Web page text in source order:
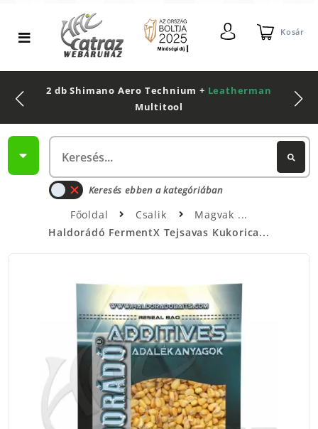
Kosár
2 db Shimano Aero Technium + Leatherman
Multitool
Keresés ebben a kategóriában
Főoldal Csalik
Magvak
Haldorádó FermentX Tejsavas Kukorica...